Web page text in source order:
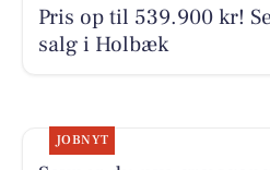
Pris op til 539.900 kr!
salg i Holbæk
JOBNYT